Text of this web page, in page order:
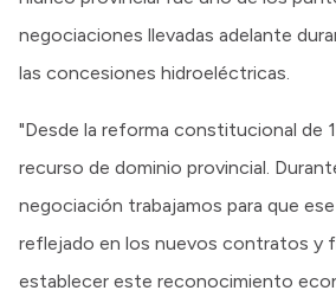
negociaciones llevadas adelante
las concesiones hidroeléctricas.
"Desde la reforma constitucional de
recurso de dominio provincial.
negociación trabajamos para que
reflejado en los nuevos contratos y
establecer este reconocimiento